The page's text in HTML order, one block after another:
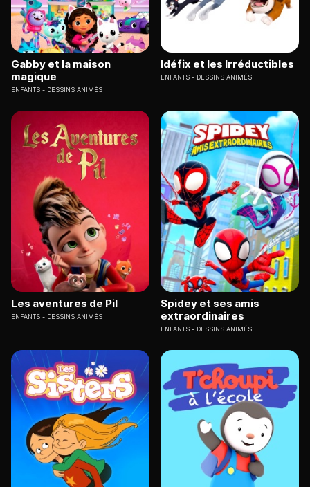
Gabby et la maison
magique
ENFANTS DESSINS ANIMÉS
Idéfix et les Irréductibles
ENFANTS DESSINS ANIMÉS
Les aventures de Pil
ENFANTS DESSINS ANIMÉS
Spidey et ses amis
extraordinaires
ENFANTS DESSINS ANIMÉS